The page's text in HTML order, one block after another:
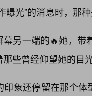
曝光”的消息时，那
幕另一端的🔥她，带
些曾经仰望她的目
象还停留在那个体